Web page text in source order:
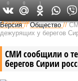
Версия //Общество //
дежурящих у берегов
СМИ сообщили о
берегов Сирии
0 0 1